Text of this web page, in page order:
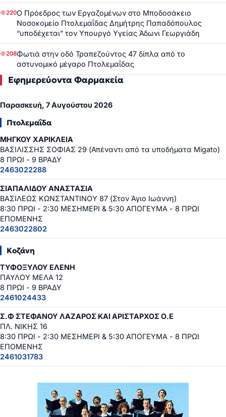
220Ο Πρόεδρος των Εργαζομένων στο Μποδοσάκειο
Νοσοκομείο Πτολεμαΐδας Δημήτρης Παπαδόπουλος
“υποδέχεται” τον Υπουργό Υγείας Άδωνι Γεωργιάδη
208Φωτιά στην οδό Τραπεζούντος 47 δίπλα από το
αστυνομικό μέγαρο Πτολεμαΐδας
Εφημερεύοντα Φαρμακεία
Παρασκευή, 7 Αυγούστου 2026
Πτολεμαΐδα
ΜΗΓΚΟΥ ΧΑΡΙΚΛΕΙΑ
ΒΑΣΙΛΙΣΣΗΣ ΣΟΦΙΑΣ 29 (Απέναντι από τα υποδήματα Migato)
8 ΠΡΩΙ - 9 ΒΡΑΔΥ
2463022288
ΣΙΑΠΑΛΙΔΟΥ ΑΝΑΣΤΑΣΙΑ
ΒΑΣΙΛΕΩΣ ΚΩΝΣΤΑΝΤΙΝΟΥ 87 (Στον Άγιο Ιωάννη)
8:30 ΠΡΩΙ - 2:30 ΜΕΣΗΜΕΡΙ & 5:30 ΑΠΟΓΕΥΜΑ - 8 ΠΡΩΙ
ΕΠΟΜΕΝΗΣ
2463022802
Κοζάνη
ΤΥΦΟΞΥΛΟΥ ΕΛΕΝΗ
ΠΑΥΛΟΥ ΜΕΛΑ 12
8 ΠΡΩΙ - 9 ΒΡΑΔΥ
2461024433
Σ.Φ ΣΤΕΦΑΝΟΥ ΛΑΖΑΡΟΣ ΚΑΙ ΑΡΙΣΤΑΡΧΟΣ Ο.Ε
ΠΛ. ΝΙΚΗΣ 16
8:30 ΠΡΩΙ - 2:30 ΜΕΣΗΜΕΡΙ & 5:30 ΑΠΟΓΕΥΜΑ - 8 ΠΡΩΙ
ΕΠΟΜΕΝΗΣ
2461031783